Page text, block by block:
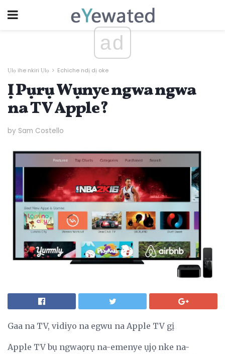
ad
Ụlọ ihe nkiri Ụlọ Echiche ndị dị oke
Ị Pụrụ Wụnye ngwa ngwa
na TV Apple?
by Sam Costello
Gaa na TV, vidiyo na egwu na Apple TV gị
Apple TV bụ ngwaọrụ na-emenye ụjọ nke na-